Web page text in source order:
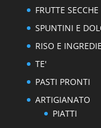
FRUTTE SECCHE
SPUNTINI E
RISO E
TE'
PASTI PRONTI
ARTIGIANATO
PIATTI